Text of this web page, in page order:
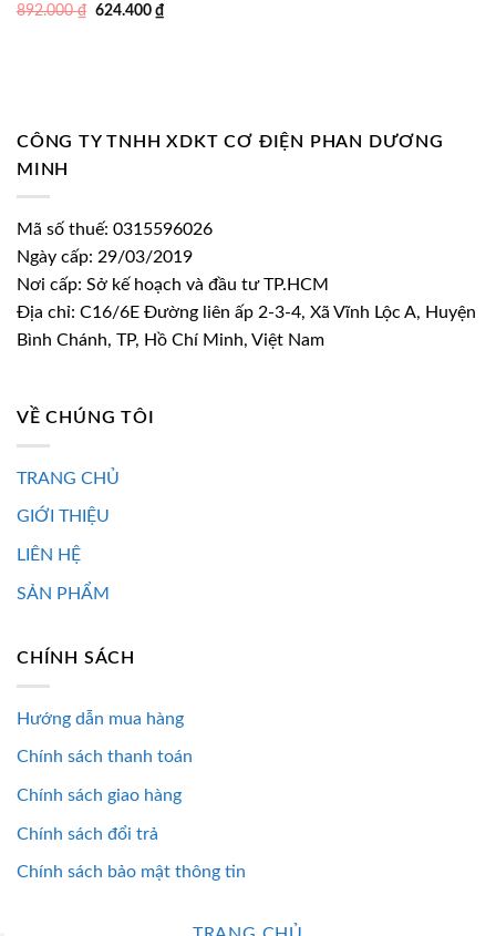
892.000₫ Giá
624.400 ₫Giá
CÔNG TY TNHH XDKT CƠ ĐIỆN PHAN DƯƠNG
MINH
Mã số thuế: 0315596026
Ngày cấp: 29/03/2019
Nơi cấp: Sở kế hoạch và đầu tư TP.HCM
Địa chỉ: C16/6E Đường liên ấp 2-3-4, Xã Vĩnh Lộc A, Huyện
Bình Chánh, TP, Hồ Chí Minh, Việt Nam
VỀ CHÚNG TÔI
TRANG CHỦ
GIỚI THIỆU
LIÊN HỆ
SẢN PHẨM
CHÍNH SÁCH
Hướng dẫn mua hàng
Chính sách thanh toán
Chính sách giao hàng
Chính sách đổi trả
Chính sách bảo mật thông tin